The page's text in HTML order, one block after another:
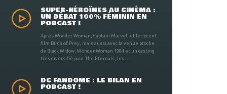
SUPER-HÉROÏNES AU CINÉMA :
UN DÉBAT 100% FÉMININ EN
PODCAST !
Après Wonder Woman, Captain Marvel, et le récent
film Birds of Prey, mais aussi avec la venue proche
de Black Widow, Wonder Woman 1984 et un casting
très diversifié pour The Eternals, les ...
DC FANDOME : LE BILAN EN
PODCAST !